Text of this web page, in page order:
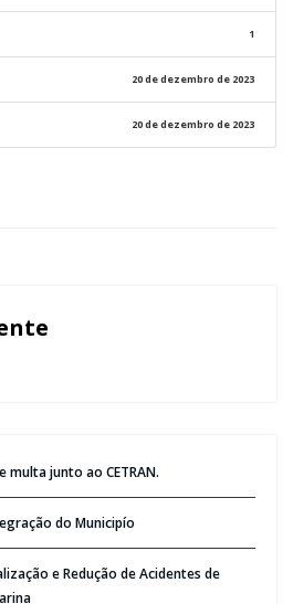
1
20 de dezembro de 2023
20 de dezembro de 2023
junto ao CETRAN.
do Municipío
e Redução de Acidentes de